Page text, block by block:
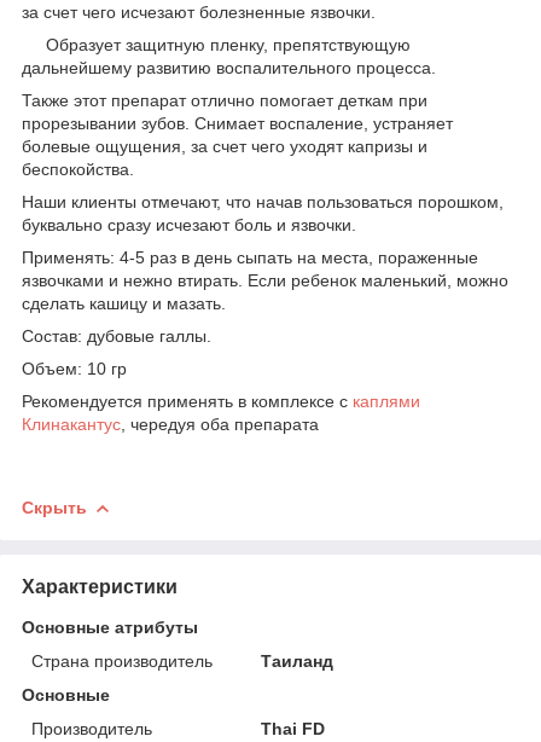
за счет чего исчезают болезненные язвочки.
Образует защитную пленку, препятствующую
дальнейшему развитию воспалительного процесса.
Также этот препарат отлично помогает деткам при
прорезывании зубов. Снимает воспаление, устраняет
болевые ощущения, за счет чего уходят капризы и
беспокойства.
Наши клиенты отмечают, что начав пользоваться порошком,
буквально сразу исчезают боль и язвочки.
Применять: 4-5 раз в день сыпать на места, пораженные
язвочками и нежно втирать. Если ребенок маленький, можно
сделать кашицу и мазать.
Состав: дубовые галлы.
Объем: 10 гр
Рекомендуется применять в комплексе с каплями
Клинакантус , чередуя оба препарата
Скрыть
Характеристики
Основные атрибуты
Страна производитель
Таиланд
Основные
Производитель
Thai FD